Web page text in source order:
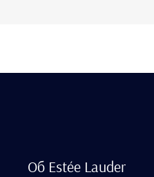
Об Estée Lauder